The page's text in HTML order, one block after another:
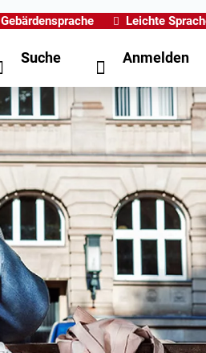
Gebärdensprache Leichte
Suche Anmelden